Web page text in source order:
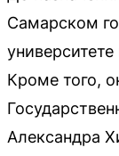
Самарском
Кроме того,
Александра